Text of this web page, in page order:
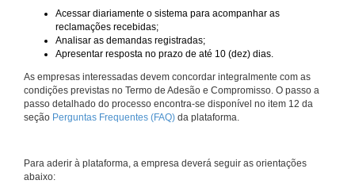
Acessar diariamente o sistema para acompanhar as
reclamações recebidas;
Analisar as demandas registradas;
Apresentar resposta no prazo de até 10 (dez) dias.
As empresas interessadas devem concordar integralmente com as
condições previstas no Termo de Adesão e Compromisso. O passo a
passo detalhado do processo encontra-se disponível no item 12 da
seção Perguntas Frequentes (FAQ) da plataforma.
Para aderir à plataforma, a empresa deverá seguir as orientações
abaixo: